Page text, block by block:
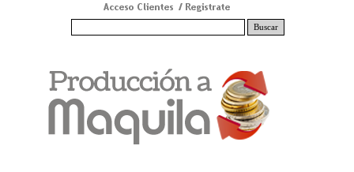
Buscar